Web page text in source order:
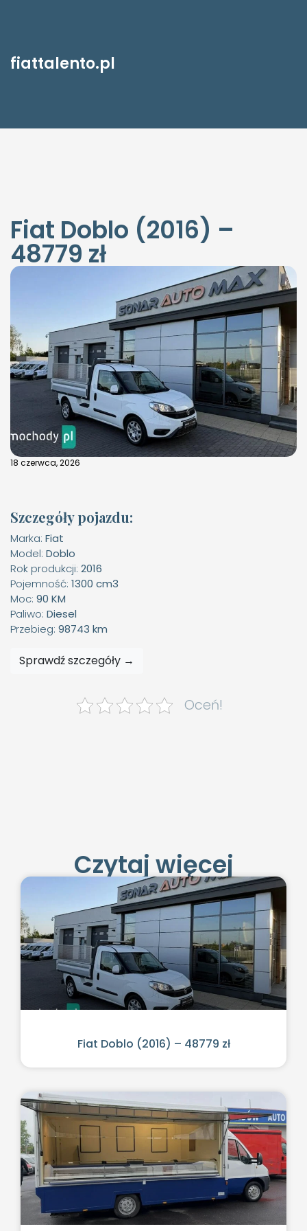
fiattalento.pl
Fiat Doblo (2016) –
48779 zł
18 czerwca, 2026
Szczegóły pojazdu:
Marka: Fiat
Model: Doblo
Rok produkcji: 2016
Pojemność: 1300 cm3
Moc: 90 KM
Paliwo: Diesel
Przebieg: 98743 km
Sprawdź szczegóły →
Oceń!
Czytaj więcej
Fiat Doblo (2016) – 48779 zł